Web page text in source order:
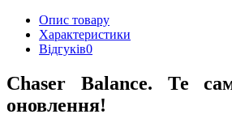
Опис товару
Характеристики
Відгуків0
Chaser Balance. Те
оновлення!